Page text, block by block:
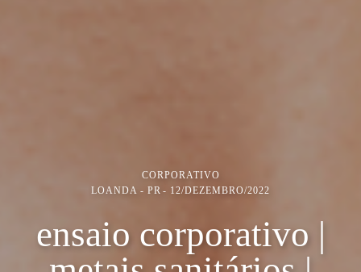
CORPORATIVO
LOANDA - PR
12/DEZEMBRO/2022
ensaio corporativo |